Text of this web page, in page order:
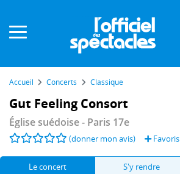
Accueil Concerts Classique
Gut Feeling Consort
Église suédoise- Paris 17e
(donner mon avis) Favoris
Le concert S'y rendre